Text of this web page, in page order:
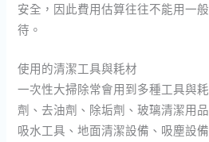
安全，因此費用估算往往不能用一
待。
使用的清潔工具與耗材
一次性大掃除常會用到多種工具與
劑、去油劑、除垢劑、玻璃清潔用
吸水工具、地面清潔設備、吸塵設